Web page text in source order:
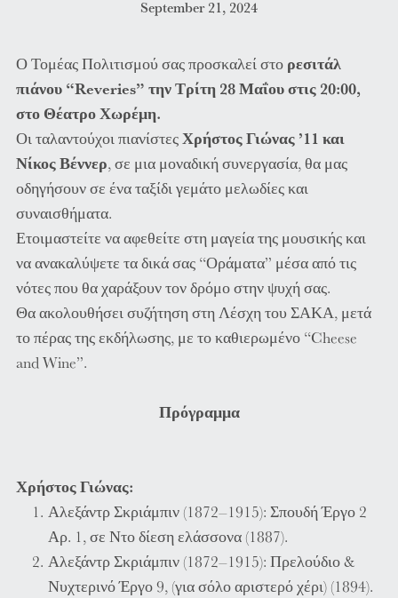
September 21, 2024
Ο Τομέας Πολιτισμού σας προσκαλεί στο ρεσιτάλ
πιάνου “Reveries” την Τρίτη 28 Μαΐου στις 20:00,
στο Θέατρο Χωρέμη.
Οι ταλαντούχοι πιανίστεςΧρήστος Γιώνας ’11 και
Νίκος Βέννερ, σε μια μοναδική συνεργασία, θα μας
οδηγήσουν σε ένα ταξίδι γεμάτο μελωδίες και
συναισθήματα.
Ετοιμαστείτε να αφεθείτε στη μαγεία της μουσικής και
να ανακαλύψετε τα δικά σας “Οράματα” μέσα από τις
νότες που θα χαράξουν τον δρόμο στην ψυχή σας.
Θα ακολουθήσει συζήτηση στη Λέσχη του ΣΑΚΑ, μετά
το πέρας της εκδήλωσης, με το καθιερωμένο “Cheese
and Wine”.
Πρόγραμμα
Χρήστος Γιώνας:
Αλεξάντρ Σκριάμπιν (1872–1915): Σπουδή Έργο 2
Αρ. 1, σε Ντο δίεση ελάσσονα (1887).
Αλεξάντρ Σκριάμπιν (1872–1915): Πρελούδιο &
Νυχτερινό Έργο 9, (για σόλο αριστερό χέρι) (1894).